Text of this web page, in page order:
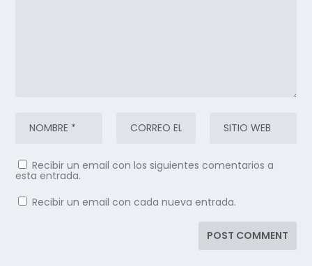
Recibir un email con los siguientes comentarios a
esta entrada.
Recibir un email con cada nueva entrada.